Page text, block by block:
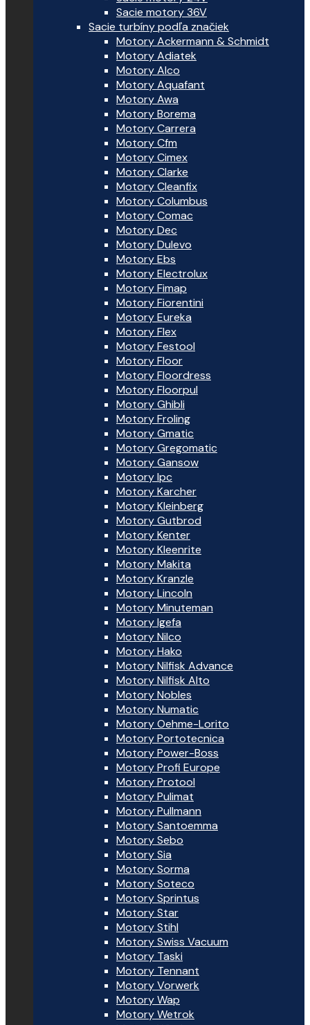
Sacie motory 36V
Sacie turbíny podľa značiek
Motory Ackermann & Schmidt
Motory Adiatek
Motory Alco
Motory Aquafant
Motory Awa
Motory Borema
Motory Carrera
Motory Cfm
Motory Cimex
Motory Clarke
Motory Cleanfix
Motory Columbus
Motory Comac
Motory Dec
Motory Dulevo
Motory Ebs
Motory Electrolux
Motory Fimap
Motory Fiorentini
Motory Eureka
Motory Flex
Motory Festool
Motory Floor
Motory Floordress
Motory Floorpul
Motory Ghibli
Motory Froling
Motory Gmatic
Motory Gregomatic
Motory Gansow
Motory Ipc
Motory Karcher
Motory Kleinberg
Motory Gutbrod
Motory Kenter
Motory Kleenrite
Motory Makita
Motory Kranzle
Motory Lincoln
Motory Minuteman
Motory Igefa
Motory Nilco
Motory Hako
Motory Nilfisk Advance
Motory Nilfisk Alto
Motory Nobles
Motory Numatic
Motory Oehme-Lorito
Motory Portotecnica
Motory Power-Boss
Motory Profi Europe
Motory Protool
Motory Pulimat
Motory Pullmann
Motory Santoemma
Motory Sebo
Motory Sia
Motory Sorma
Motory Soteco
Motory Sprintus
Motory Star
Motory Stihl
Motory Swiss Vacuum
Motory Taski
Motory Tennant
Motory Vorwerk
Motory Wap
Motory Wetrok